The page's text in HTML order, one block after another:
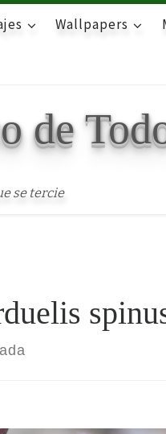
Wallpapers
de
se tercie